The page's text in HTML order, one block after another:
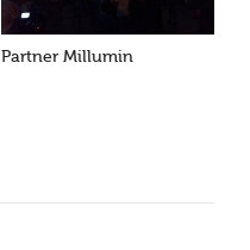
Partner Millumin